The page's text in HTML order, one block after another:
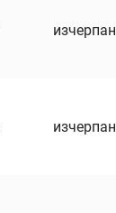
изчерпан
изчерпан